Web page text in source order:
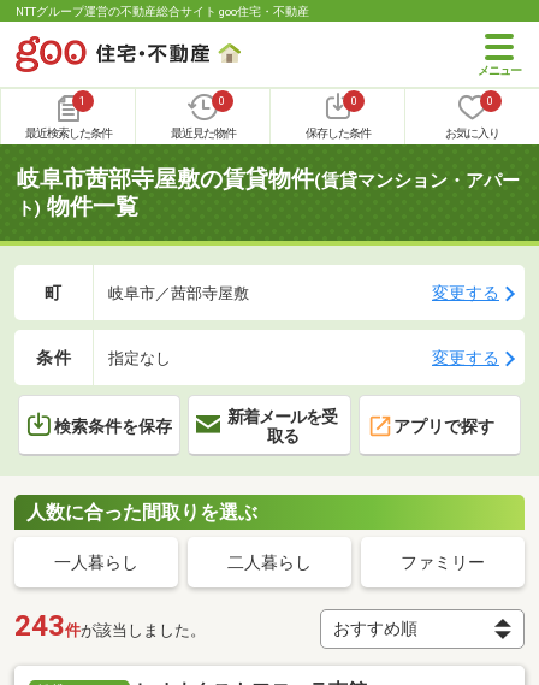
NTTグループ運営の不動産総合サイト goo住宅・不動産
1
最近検索した条件
0
最近見た物件
0
保存した条件
0
お気に入り
岐阜市茜部寺屋敷の賃貸物件(賃貸マンション・アパー
ト) 物件一覧
町 岐阜市／茜部寺屋敷 変更する
条件 指定なし 変更する
検索条件を保存
新着メールを受
取る
アプリで探す
人数に合った間取りを選ぶ
一人暮らし 二人暮らし ファミリー
243件が該当しました。